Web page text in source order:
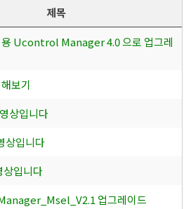
제목
용 Ucontrol Manager 4.0 으로 업그레
보기
상입니다
상입니다
상입니다
업그레이드